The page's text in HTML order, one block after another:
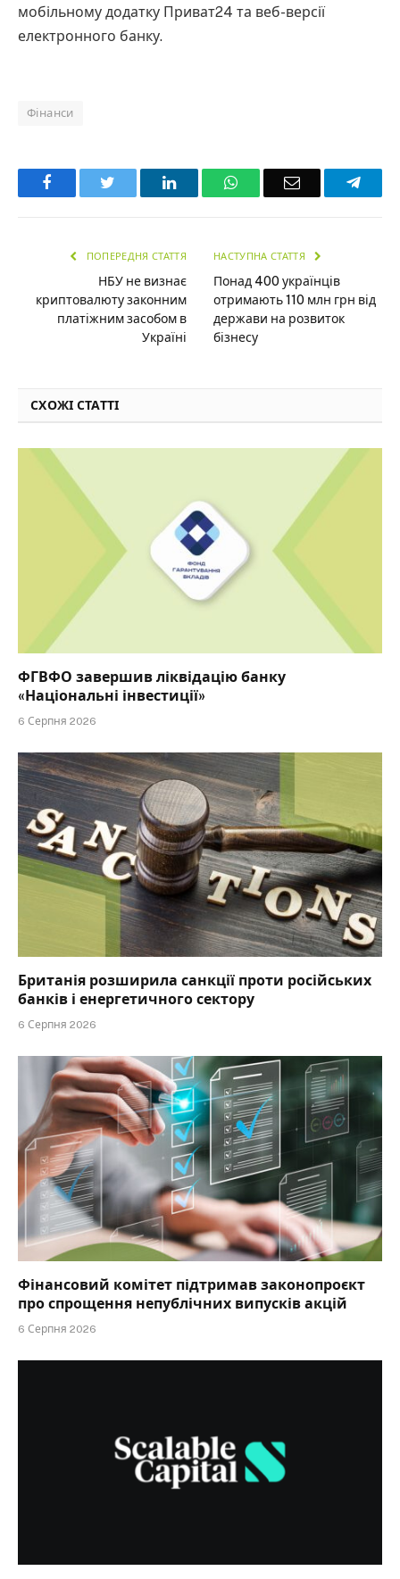
мобільному додатку Приват24 та веб-версії
електронного банку.
Фінанси
Facebook LinkedInWhatsAppEmail
ПОПЕРЕДНЯ СТАТТЯ
НБУ не визнає
криптовалюту законним
платіжним засобом в
Україні
НАСТУПНА СТАТТЯ
Понад 400 українців
отримають 110 млн грн від
держави на розвиток
бізнесу
СХОЖІ СТАТТІ
ФГВФО завершив ліквідацію банку
«Національні інвестиції»
6 Серпня 2026
Британія розширила санкції проти російських
банків і енергетичного сектору
6 Серпня 2026
Фінансовий комітет підтримав законопроєкт
про спрощення непублічних випусків акцій
6 Серпня 2026